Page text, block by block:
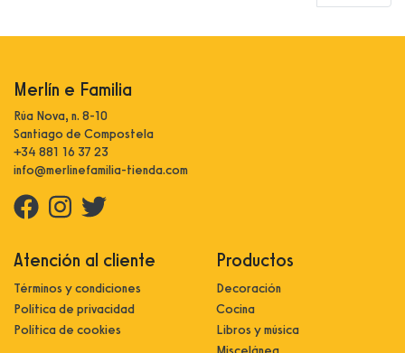
Merlín e Familia
Rúa Nova, n. 8-10
Santiago de Compostela
+34 881 16 37 23
info@merlinefamilia-tienda.com
Atención al cliente
Términos y condiciones
Política de privacidad
Política de cookies
Productos
Decoración
Cocina
Libros y música